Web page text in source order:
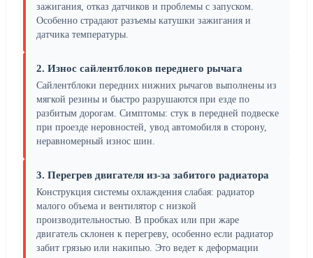
зажигания, отказ датчиков и проблемы с запуском.
Особенно страдают разъемы катушки зажигания и
датчика температуры.
2. Износ сайлентблоков переднего рычага
Сайлентблоки передних нижних рычагов выполнены из
мягкой резины и быстро разрушаются при езде по
разбитым дорогам. Симптомы: стук в передней подвеске
при проезде неровностей, увод автомобиля в сторону,
неравномерный износ шин.
3. Перегрев двигателя из-за забитого радиатора
Конструкция системы охлаждения слабая: радиатор
малого объема и вентилятор с низкой
производительностью. В пробках или при жаре
двигатель склонен к перегреву, особенно если радиатор
забит грязью или накипью. Это ведет к деформации